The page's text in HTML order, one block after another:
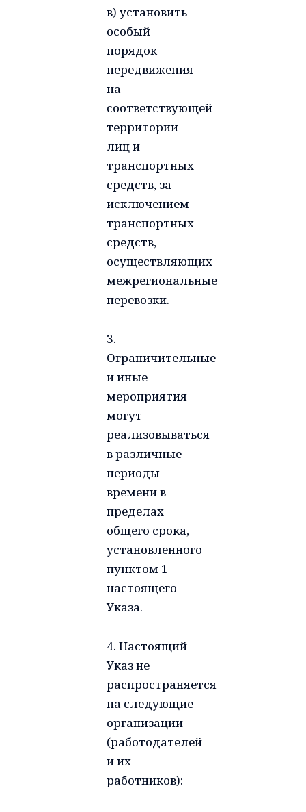
в) установить
особый
порядок
передвижения
на
соответствующей
территории
лиц и
транспортных
средств, за
исключением
транспортных
средств,
осуществляющих
межрегиональные
перевозки.
3.
Ограничительные
и иные
мероприятия
могут
реализовываться
в различные
периоды
времени в
пределах
общего срока,
установленного
пунктом 1
настоящего
Указа.
4. Настоящий
Указ не
распространяется
на следующие
организации
(работодателей
и их
работников):